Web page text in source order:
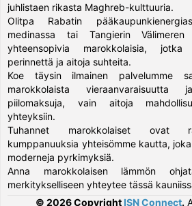
juhlistaen rikasta Maghreb-kulttuuria.
Olitpa Rabatin
medinassa tai Tangierin Välimeren
yhteensopivia marokkolaisia,
perinnettä ja aitoja suhteita.
Koe täysin ilmainen palvelumme
marokkolaista
piilomaksuja, vain aitoja
yhteyksiin.
Tuhannet marokkolaiset ovat
kumppanuuksia yhteisömme kautta,
moderneja pyrkimyksiä.
Anna marokkolaisen lämmön
merkitykselliseen yhteytee tässä
© 2026 Copyright ISN Connect.